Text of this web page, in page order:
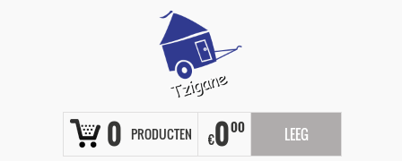
0 PRODUCTEN €000 LEEG